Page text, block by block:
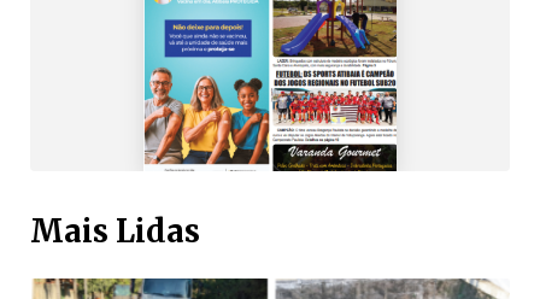
Mais Lidas